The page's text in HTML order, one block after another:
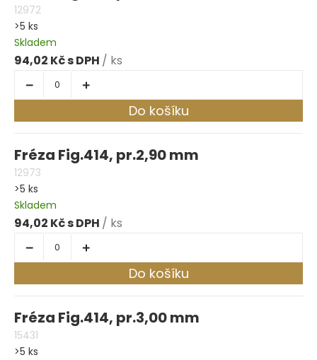
12972
>5 ks
Skladem
94,02 Kč / ks
Do košíku
Fréza Fig.414, pr.2,90 mm
12973
>5 ks
Skladem
94,02 Kč / ks
Do košíku
Fréza Fig.414, pr.3,00 mm
15431
>5 ks